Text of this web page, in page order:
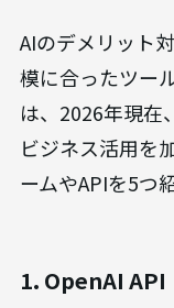
AIのデメリット
模に合ったツー
は、2026年現在
ビジネス活用を
ームやAPIを5つ
1. OpenAI API